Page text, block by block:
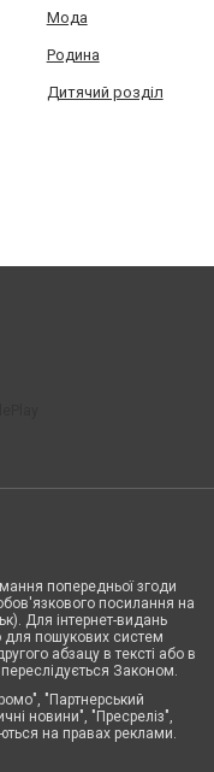
Мода
Родина
Дитячий розділ
попередньої згоди
посилання на
Для інтернет-видань
для пошукових систем
абзацу в тексті або в
Законом.
"Партнерський
новини", "Пресреліз",
на правах реклами.